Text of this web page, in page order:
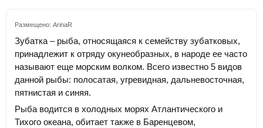
Размещено: ArinaR
Зубатка – рыба, относящаяся к семейству зубатковых,
принадлежит к отряду окунеобразных, в народе ее часто
называют еще морским волком. Всего известно 5 видов
данной рыбы: полосатая, угревидная, дальневосточная,
пятнистая и синяя.
Рыба водится в холодных морях Атлантического и
Тихого океана, обитает также в Баренцевом,